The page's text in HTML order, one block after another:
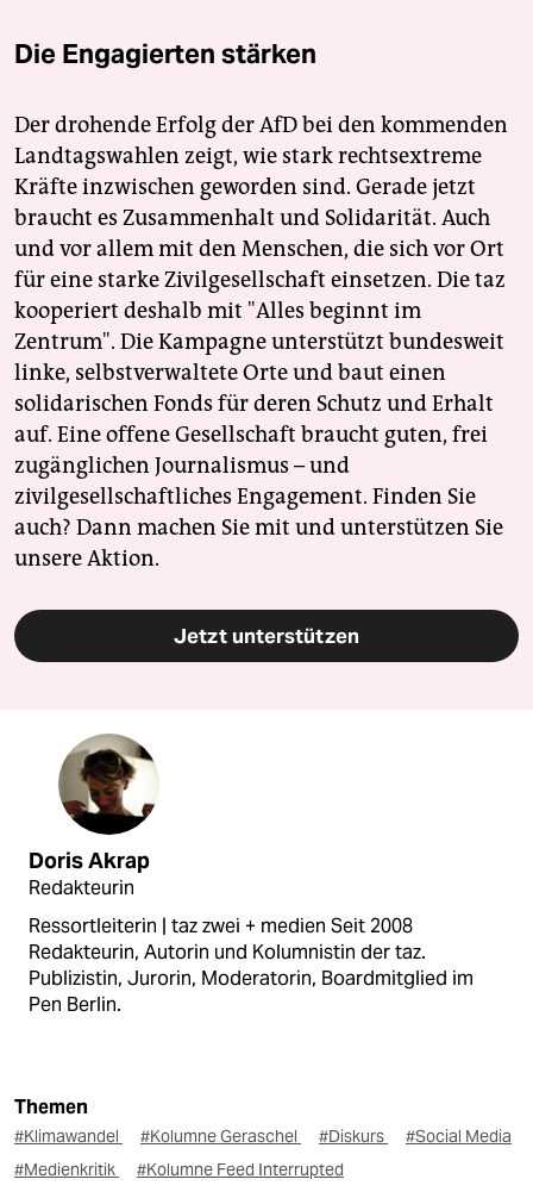
Die Engagierten stärken
Der drohende Erfolg der AfD bei den kommenden
Landtagswahlen zeigt, wie stark rechtsextreme
Kräfte inzwischen geworden sind. Gerade jetzt
braucht es Zusammenhalt und Solidarität. Auch
und vor allem mit den Menschen, die sich vor Ort
für eine starke Zivilgesellschaft einsetzen. Die taz
kooperiert deshalb mit "Alles beginnt im
Zentrum". Die Kampagne unterstützt bundesweit
linke, selbstverwaltete Orte und baut einen
solidarischen Fonds für deren Schutz und Erhalt
auf. Eine offene Gesellschaft braucht guten, frei
zugänglichen Journalismus – und
zivilgesellschaftliches Engagement. Finden Sie
auch? Dann machen Sie mit und unterstützen Sie
unsere Aktion.
Jetzt unterstützen
Doris Akrap
Redakteurin
Ressortleiterin | taz zwei + medien Seit 2008
Redakteurin, Autorin und Kolumnistin der taz.
Publizistin, Jurorin, Moderatorin, Boardmitglied im
Pen Berlin.
Themen
#Klimawandel #Kolumne Geraschel #Diskurs
#Social Media
#Medienkritik
#Kolumne Feed Interrupted